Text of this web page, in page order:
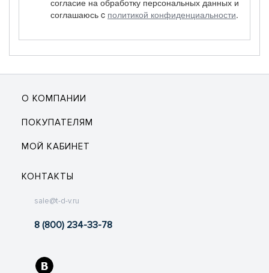
соглашаюсь c политикой конфиденциальности.
О КОМПАНИИ
ПОКУПАТЕЛЯМ
МОЙ КАБИНЕТ
КОНТАКТЫ
sale@t-d-v.ru
8 (800) 234-33-78